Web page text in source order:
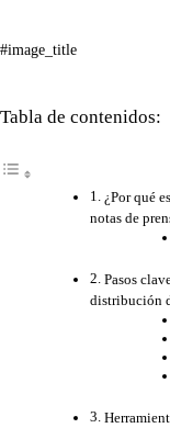
#image_title
Tabla de contenidos:
¿Por qué
notas de
Pasos
distribución